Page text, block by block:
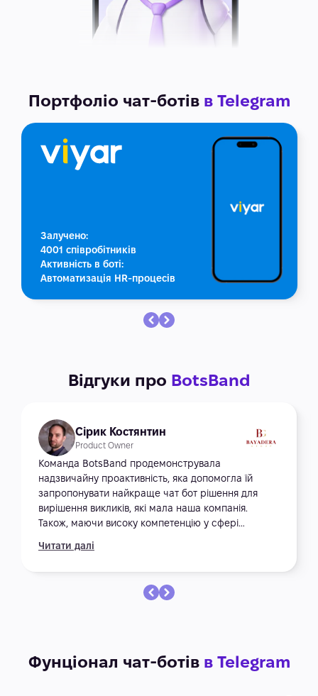
Портфоліо чат-ботів в Telegram
Залучено:
4001 співробітників
Активність в боті:
Автоматизація HR-процесів
Відгуки про BotsBand
Сірик Костянтин
Product Owner
Команда BotsBand продемонструвала
надзвичайну проактивність, яка допомогла їй
запропонувати найкраще чат бот рішення для
вирішення викликів, які мала наша компанія.
Також, маючи високу компетенцію у сфері
складне інноваційне Telegram рішення Webapp в
Читати далі
Фунціонал чат-ботів в Telegram